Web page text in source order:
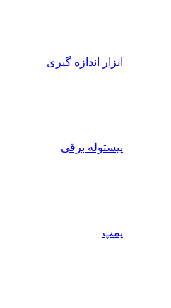
ابزار اندازه گیری
پیستوله برقی
پمپ